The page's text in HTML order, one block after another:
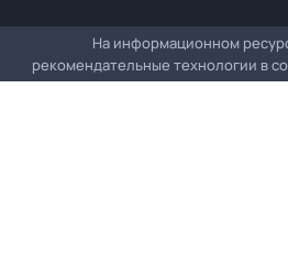
На информационном
рекомендательные технологии в